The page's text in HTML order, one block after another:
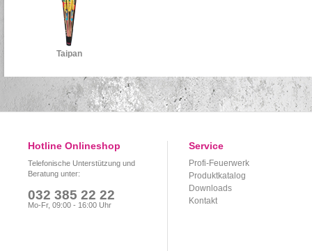
Taipan
Hotline Onlineshop
Telefonische Unterstützung und
Beratung unter:
032 385 22 22
Mo-Fr, 09:00 - 16:00 Uhr
Service
Profi-Feuerwerk
Produktkatalog
Downloads
Kontakt